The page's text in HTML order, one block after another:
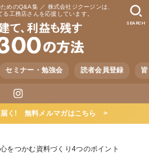
めのQ&A集 ／ 株式会社ジクージンは、
る工務店さんを応援しています。
セミナー・勉強会 読者会員登録
SEARCH
届く! 無料メルマガはこちら >
をつかむ資料づくり4つのポイント